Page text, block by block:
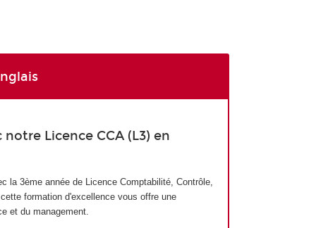
Licence CCA (L3) en
la 3ème année de Licence Comptabilité, Contrôle,
formation d'excellence vous offre une
et du management.